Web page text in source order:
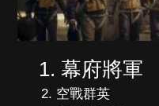
幕府將軍
空戰群英